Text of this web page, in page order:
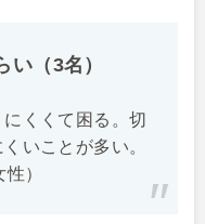
（3名）
くくて困る。切
いことが多い。
）